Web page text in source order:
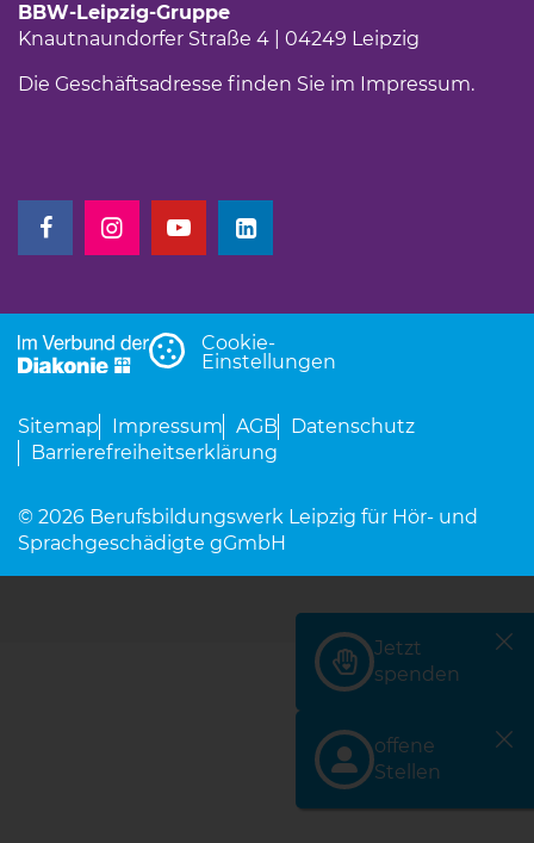
Jetzt
spenden
(Link öffnet einen
offene
Stellen
(Link öffnet einen
BBW-Leipzig-Gruppe
Knautnaundorfer Straße 4 | 04249 Leipzig
Die Geschäftsadresse finden Sie im Impressum.
(Link öffnet einen neuen Tab)
(Link öffnet einen neuen Tab)
(Link öffnet einen neuen Tab)
(Link öffnet einen neuen Tab)
Cookie-
Einstellungen
Sitemap Impressum AGB
Datenschutz
Barrierefreiheitserklärung
© 2026 Berufsbildungswerk Leipzig für Hör- und
Sprachgeschädigte gGmbH